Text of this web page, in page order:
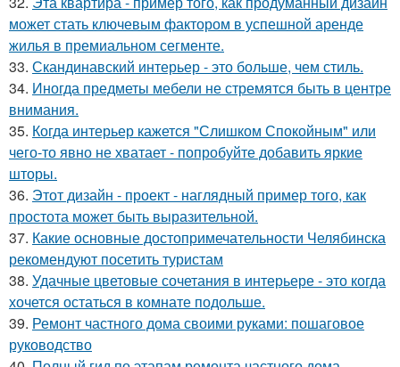
может стать ключевым фактором в успешной аренде
жилья в премиальном сегменте.
33. Скандинавский интерьер - это больше, чем стиль.
34. Иногда предметы мебели не стремятся быть в центре
внимания.
35. Когда интерьер кажется "Слишком Спокойным" или
чего-то явно не хватает - попробуйте добавить яркие
шторы.
36. Этот дизайн - проект - наглядный пример того, как
простота может быть выразительной.
37. Какие основные достопримечательности Челябинска
рекомендуют посетить туристам
38. Удачные цветовые сочетания в интерьере - это когда
хочется остаться в комнате подольше.
39. Ремонт частного дома своими руками: пошаговое
руководство